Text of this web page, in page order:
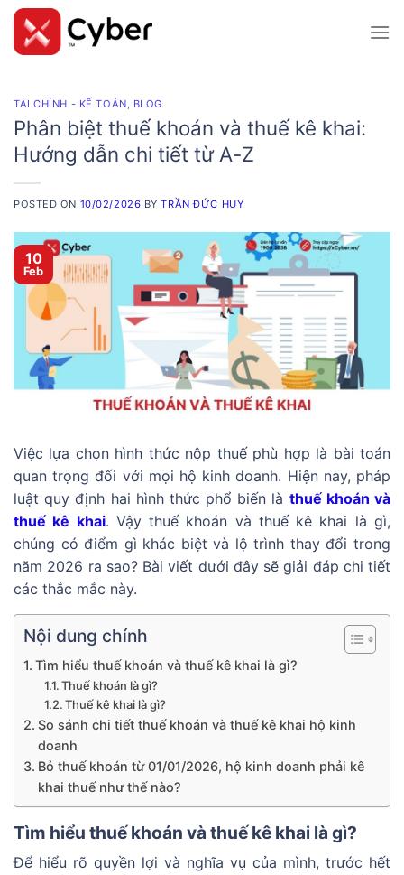
Skip
content
TÀI CHÍNH - KẾ TOÁN, BLOG
Phân biệt thuế khoán và thuế kê khai:
Hướng dẫn chi tiết từ A-Z
POSTED ON 10/02/2026 BYTRẦN ĐỨC HUY
10
Feb
Việc lựa chọn hình thức nộp thuế phù hợp là bài toán
quan trọng đối với mọi hộ kinh doanh. Hiện nay, pháp
luật quy định hai hình thức phổ biến là thuế khoán và
thuế kê khai. Vậy thuế khoán và thuế kê khai là gì,
chúng có điểm gì khác biệt và lộ trình thay đổi trong
năm 2026 ra sao? Bài viết dưới đây sẽ giải đáp chi tiết
các thắc mắc này.
Nội dung chính
Tìm hiểu thuế khoán và thuế kê khai là gì?
Thuế khoán là gì?
Thuế kê khai là gì?
So sánh chi tiết thuế khoán và thuế kê khai hộ kinh
doanh
Bỏ thuế khoán từ 01/01/2026, hộ kinh doanh phải kê
khai thuế như thế nào?
Tìm hiểu thuế khoán và thuế kê khai là gì?
Để hiểu rõ quyền lợi và nghĩa vụ của mình, trước hết